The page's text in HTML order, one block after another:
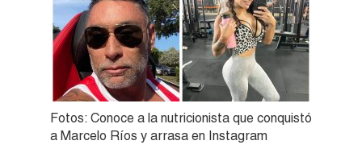
Fotos: Conoce a la nutricionista que conquistó
a Marcelo Ríos y arrasa en Instagram